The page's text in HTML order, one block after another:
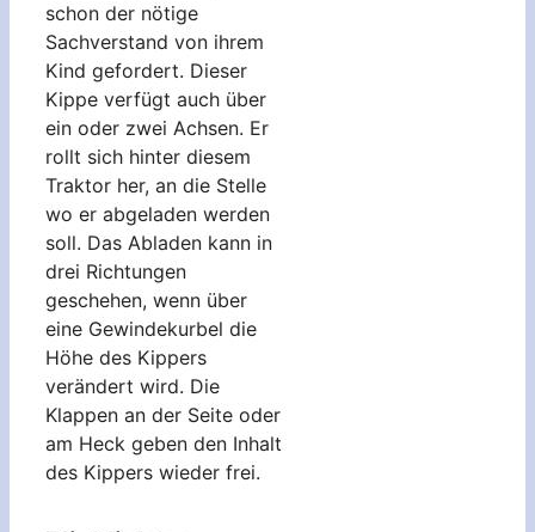
schon der nötige
Sachverstand von ihrem
Kind gefordert. Dieser
Kippe verfügt auch über
ein oder zwei Achsen. Er
rollt sich hinter diesem
Traktor her, an die Stelle
wo er abgeladen werden
soll. Das Abladen kann in
drei Richtungen
geschehen, wenn über
eine Gewindekurbel die
Höhe des Kippers
verändert wird. Die
Klappen an der Seite oder
am Heck geben den Inhalt
des Kippers wieder frei.